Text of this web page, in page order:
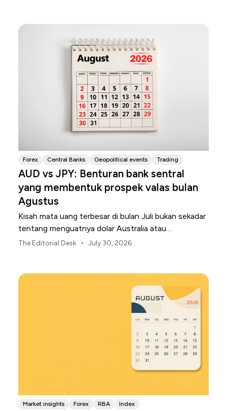
Forex Central Banks Geopolitical events Trading
AUD vs JPY: Benturan bank sentral
yang membentuk prospek valas bulan
Agustus
Kisah mata uang terbesar di bulan Juli bukan sekadar
tentang menguatnya dolar Australia atau
melemahnya yen Jepang.
The Editorial Desk • July 30, 2026
Market insights Forex RBA Index